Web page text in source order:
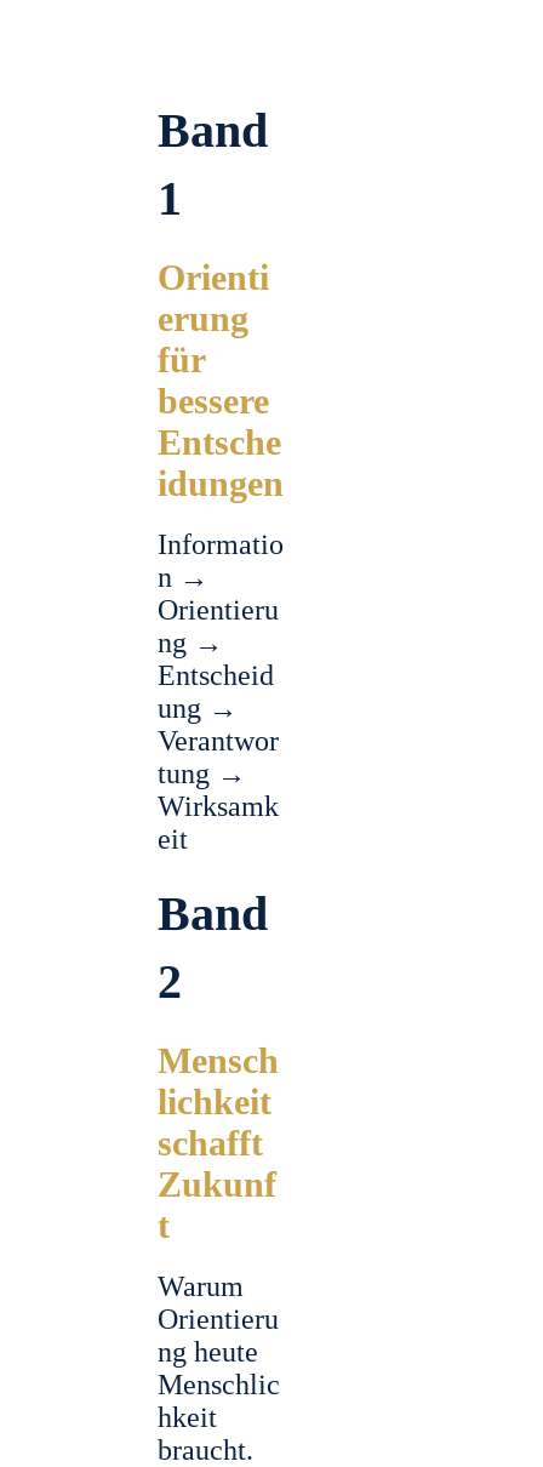
Band
1
Orienti
erung
für
bessere
Entsche
idungen
Informatio
n →
Orientieru
ng →
Entscheid
ung →
Verantwor
tung →
Wirksamk
eit
Band
2
Mensch
lichkeit
schafft
Zukunf
t
Warum
Orientieru
ng heute
Menschlic
hkeit
braucht.